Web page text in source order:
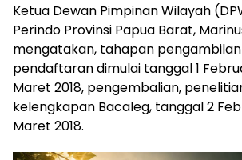
Ketua Dewan Pimpinan Wilayah
Perindo Provinsi Papua Barat,
mengatakan, tahapan
pendaftaran dimulai tanggal 1
Maret 2018, pengembalian,
kelengkapan Bacaleg, tanggal 2
Maret 2018.